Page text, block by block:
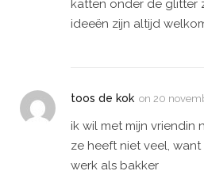
katten onder de glitter
ideeën zijn altijd
toos de kok on 20
ik wil met mijn vriendin
ze heeft niet veel,
werk als bakker